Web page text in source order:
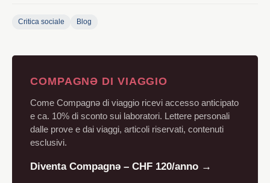
Critica sociale Blog
COMPAGNƏ DI VIAGGIO
Come Compagnə di viaggio ricevi accesso anticipato
e ca. 10% di sconto sui laboratori. Lettere personali
dalle prove e dai viaggi, articoli riservati, contenuti
esclusivi.
Diventa Compagnə – CHF 120/anno →